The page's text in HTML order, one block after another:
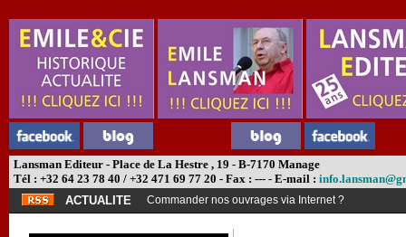
Lansman Editeur - Place de La Hestre , 19 - B-7170 Manage
Tél : +32 64 23 78 40 / +32 471 69 77 20 - Fax : --- - E-mail :
ACTUALITE
Commander nos ouvrages via Internet ?